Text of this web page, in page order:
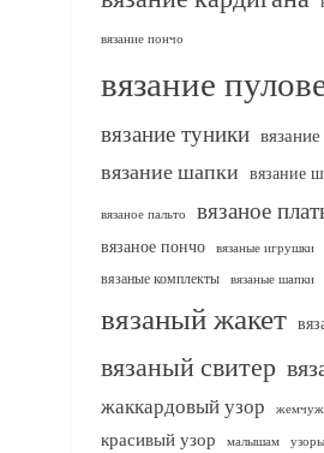
вязание пончо
вязание
вязание туники
вязание шапки вязание
вязаное пальто вязаное
вязаное пончо вязаные игрушки
вязаные комплекты
вязаные шапки
вязаный жакет
вязаный свитер
жаккардовый узор
красивый узор малышам